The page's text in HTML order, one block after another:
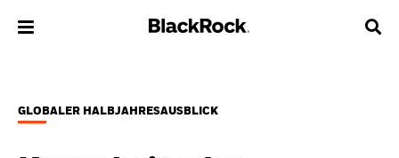
GLOBALER HALBJAHRESAUSBLICK